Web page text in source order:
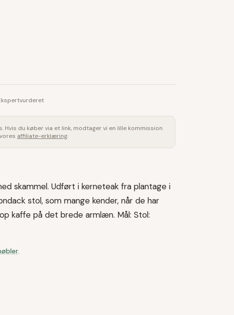
du køber via et link, modtager vi en lille kommission
affiliate-erklæring.
skammel. Udført i kerneteak fra plantage i
stol, som mange kender, når de har
kaffe på det brede armlæn. Mål: Stol:
.